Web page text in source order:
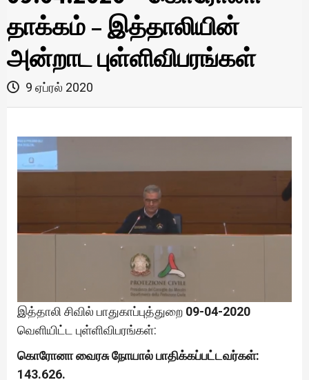
தாக்கம் – இத்தாலியின்
அன்றாட புள்ளிவிபரங்கள்
9 ஏப்ரல் 2020
இத்தாலி சிவில் பாதுகாப்புத்துறை 09-04-2020
வெளியிட்ட புள்ளிவிபரங்கள்:
கொரோனா வைரசு நோயால் பாதிக்கப்பட்டவர்கள்:
143.626.